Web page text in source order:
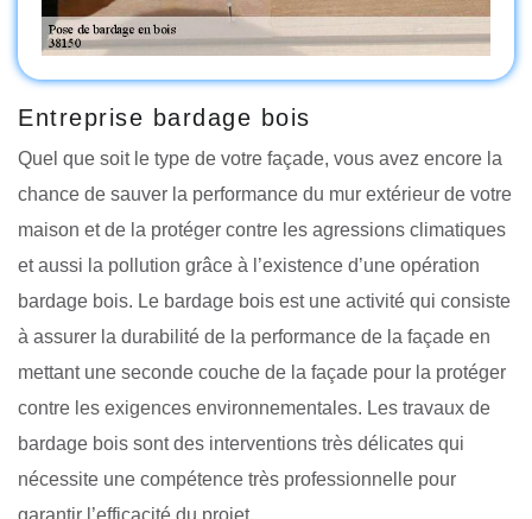
Entreprise bardage bois
Quel que soit le type de votre façade, vous avez encore la
chance de sauver la performance du mur extérieur de votre
maison et de la protéger contre les agressions climatiques
et aussi la pollution grâce à l’existence d’une opération
bardage bois. Le bardage bois est une activité qui consiste
à assurer la durabilité de la performance de la façade en
mettant une seconde couche de la façade pour la protéger
contre les exigences environnementales. Les travaux de
bardage bois sont des interventions très délicates qui
nécessite une compétence très professionnelle pour
garantir l’efficacité du projet.